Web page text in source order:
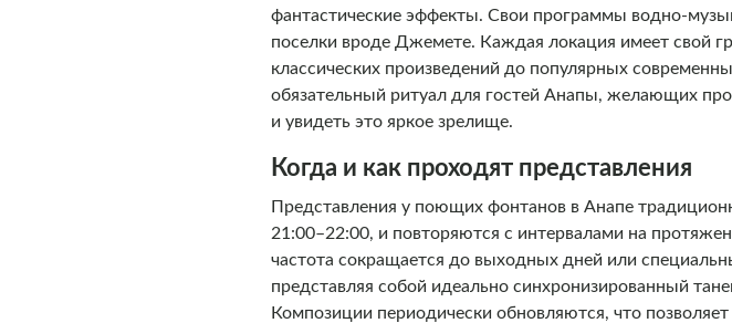
фантастические эффекты. Свои программы водно-
поселки вроде Джемете. Каждая локация имеет свой
классических произведений до популярных
обязательный ритуал для гостей Анапы, желающих
и увидеть это яркое зрелище.
Когда и как проходят представления
Представления у поющих фонтанов в Анапе
21:00–22:00, и повторяются с интервалами на
частота сокращается до выходных дней или
представляя собой идеально синхронизированный
Композиции периодически обновляются, что